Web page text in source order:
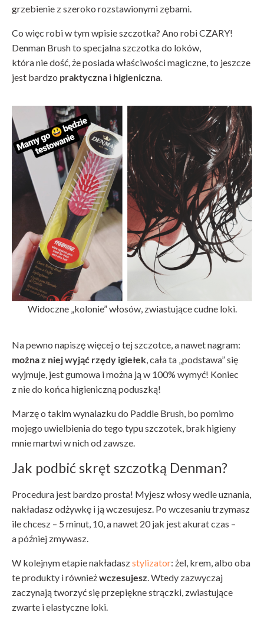
grzebienie z szeroko rozstawionymi zębami.
Co więc robi w tym wpisie szczotka? Ano robi CZARY!
Denman Brush to specjalna szczotka do loków,
która nie dość, że posiada właściwości magiczne, to jeszcze
jest bardzo praktyczna i higieniczna
Widoczne „kolonie” włosów, zwiastujące cudne loki.
Na pewno napiszę więcej o tej szczotce, a nawet nagram:
można z niej wyjąć rzędy igiełek , cała ta „podstawa” się
wyjmuje, jest gumowa i można ją w 100% wymyć! Koniec
z nie do końca higieniczną poduszką!
Marzę o takim wynalazku do Paddle Brush, bo pomimo
mojego uwielbienia do tego typu szczotek, brak higieny
mnie martwi w nich od zawsze.
Jak podbić skręt szczotką Denman?
Procedura jest bardzo prosta! Myjesz włosy wedle uznania,
nakładasz odżywkę i ją wczesujesz. Po wczesaniu trzymasz
ile chcesz – 5 minut, 10, a nawet 20 jak jest akurat czas –
a później zmywasz.
W kolejnym etapie nakładaszstylizator: żel, krem, albo oba
te produkty i równieżwczesujesz . Wtedy zazwyczaj
zaczynają tworzyć się przepiękne strączki, zwiastujące
zwarte i elastyczne loki.